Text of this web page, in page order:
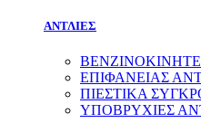
ΑΝΤΛΙΕΣ
ΕΠΙΦΑΝΕΙΑΣ
ΠΙΕΣΤΙΚΑ
ΥΠΟΒΡΥΧΙΕΣ